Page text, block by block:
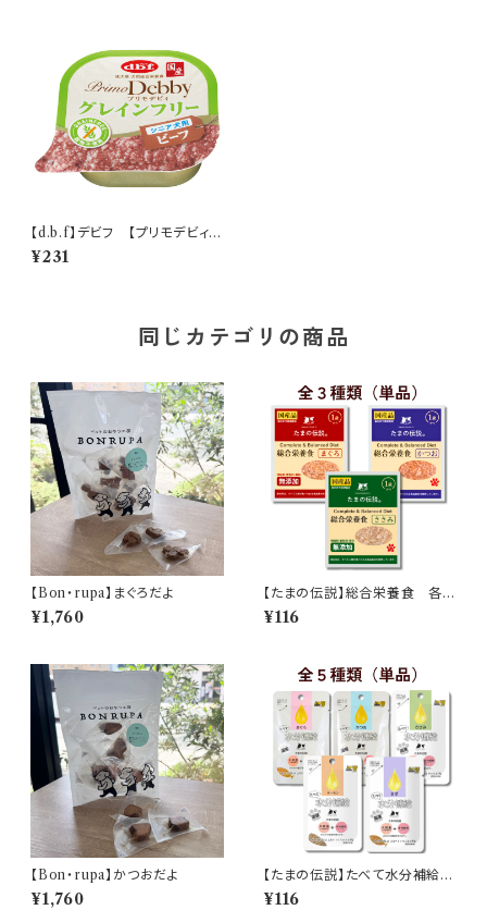
【d.b.f】デビフ 【プリモデビィ】
グレインフリー シニア犬用 ビー
フ
¥231
同じカテゴリの商品
【Bon・rupa】まぐろだよ
¥1,760
【たまの伝説】総合栄養食 各種
（単品売り）
¥116
【Bon・rupa】かつおだよ
¥1,760
【たまの伝説】たべて水分補給
各種（単品売り）
¥116